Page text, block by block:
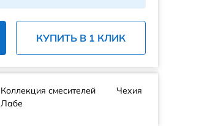
КУПИТЬ В 1 КЛИК
Коллекция смесителей
Лабе
Чехия